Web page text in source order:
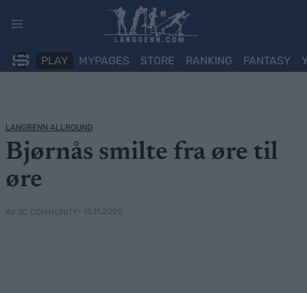
PLAY MYPAGES STORE RANKING FANTASY
LANGRENN ALLROUND
Bjørnås smilte fra øre til
øre
AV SC COMMUNITY• 13.11.2000